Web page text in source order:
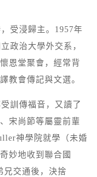
受浸歸主。1957年
政治大學外交系，
恩堂聚會，經常背
教會傳記與文選。
訓傳福音，又讀了
宋尚節等屬靈前輩
神學院就學（未婚
妙地收到聯合國
兄交通後，決捨